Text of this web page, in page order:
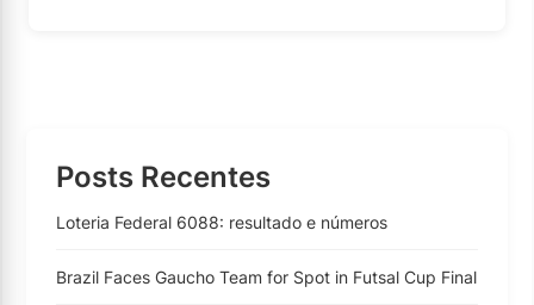
Posts Recentes
Loteria Federal 6088: resultado e números
Brazil Faces Gaucho Team for Spot in Futsal Cup Final